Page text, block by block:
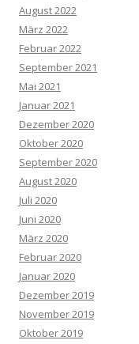
August 2022
März 2022
Februar 2022
September 2021
Mai 2021
Januar 2021
Dezember 2020
Oktober 2020
September 2020
August 2020
Juli 2020
Juni 2020
März 2020
Februar 2020
Januar 2020
Dezember 2019
November 2019
Oktober 2019